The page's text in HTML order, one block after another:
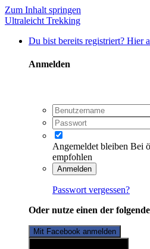
Zum Inhalt springen
Ultraleicht Trekking
Du bist bereits registriert? Hier
Anmelden
Angemeldet bleiben Bei
empfohlen
Anmelden
Passwort vergessen?
Oder nutze einen der
Mit Facebook anmelden